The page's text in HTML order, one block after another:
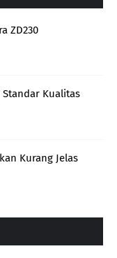
ZD230
Standar Kualitas
Kurang Jelas